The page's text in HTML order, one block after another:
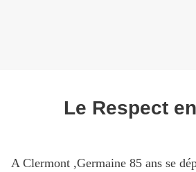
Le Respect
A Clermont ,Germaine 85 ans se